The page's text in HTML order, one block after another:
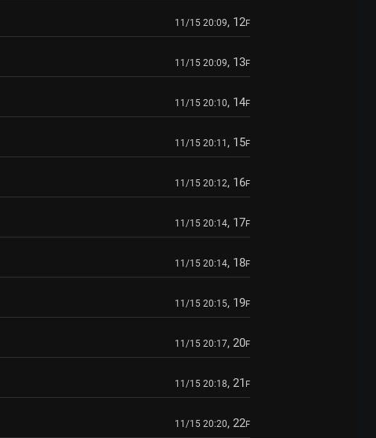
11/15 20:09, 12F
11/15 20:09, 13F
11/15 20:10, 14F
11/15 20:11 , 15F
11/15 20:12, 16F
11/15 20:14, 17F
11/15 20:14, 18F
11/15 20:15, 19F
11/15 20:17, 20F
11/15 20:18, 21 F
11/15 20:20, 22F